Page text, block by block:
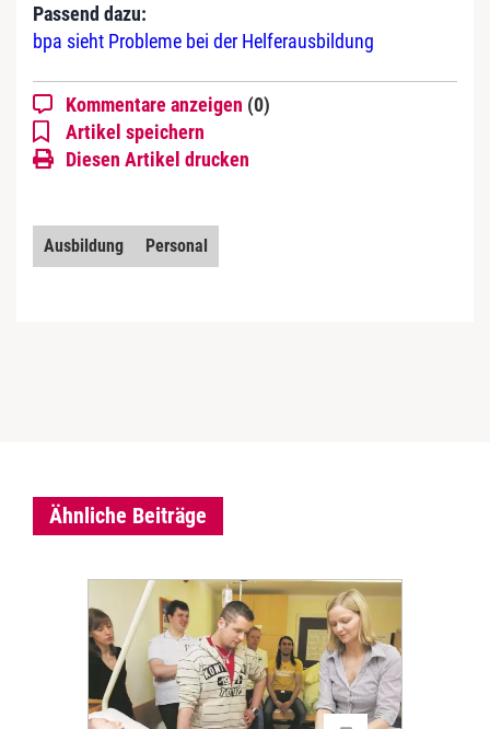
Passend dazu:
bpa sieht Probleme bei der Helferausbildung
Kommentare anzeigen (0)
Artikel speichern
Diesen Artikel drucken
Ausbildung Personal
Ähnliche Beiträge